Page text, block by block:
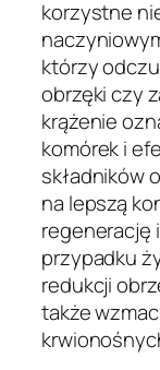
korzystne
którzy
obrzęki czy
krążenie
komórek i
składników
na lepszą
regenerację
przypadku
redukcji
także